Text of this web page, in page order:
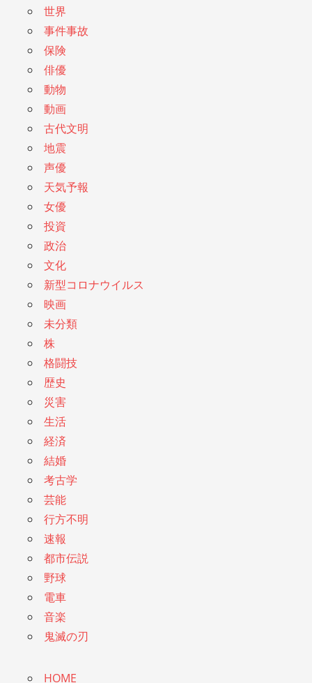
世界
事件事故
保険
俳優
動物
動画
古代文明
地震
声優
天気予報
女優
投資
政治
文化
新型コロナウイルス
映画
未分類
株
格闘技
歴史
災害
生活
経済
結婚
考古学
芸能
行方不明
速報
都市伝説
野球
電車
音楽
鬼滅の刃
HOME